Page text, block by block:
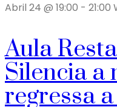
Abril 24 @ 19:00 - 21:00
Aula
Silencia
regressa